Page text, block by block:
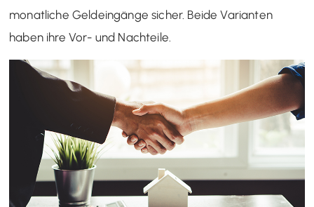
monatliche Geldeingänge sicher. Beide Varianten
haben ihre Vor- und Nachteile.